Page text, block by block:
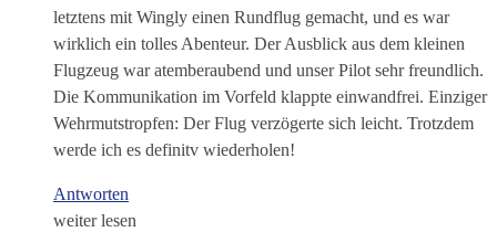
letztens mit Wingly einen Rundflug gemacht, und es war
wirklich ein tolles Abenteur. Der Ausblick aus dem kleinen
Flugzeug war atemberaubend und unser Pilot sehr freundlich.
Die Kommunikation im Vorfeld klappte einwandfrei. Einziger
Wehrmutstropfen: Der Flug verzögerte sich leicht. Trotzdem
werde ich es definitv wiederholen!
Antworten
weiter lesen